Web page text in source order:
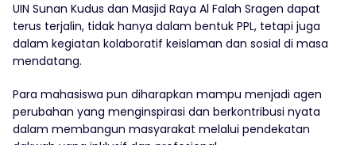
UIN Sunan Kudus dan Masjid Raya Al Falah Sragen dapat
terus terjalin, tidak hanya dalam bentuk PPL, tetapi juga
dalam kegiatan kolaboratif keislaman dan sosial di masa
mendatang.
Para mahasiswa pun diharapkan mampu menjadi agen
perubahan yang menginspirasi dan berkontribusi nyata
dalam membangun masyarakat melalui pendekatan